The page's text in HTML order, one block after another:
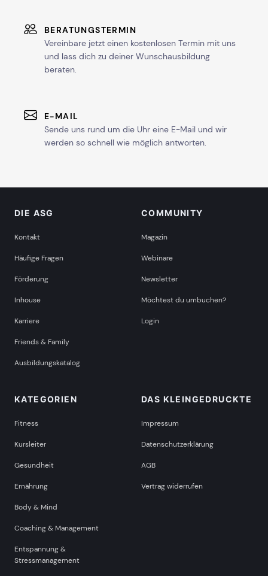
BERATUNGSTERMIN
Vereinbare jetzt einen kostenlosen Termin mit uns
und lass dich zu deiner Wunschausbildung
beraten.
E-MAIL
Sende uns rund um die Uhr eine E-Mail und wir
werden so schnell wie möglich antworten.
DIE ASG
Kontakt
Häufige Fragen
Förderung
Inhouse
Karriere
Friends & Family
Ausbildungskatalog
COMMUNITY
Magazin
Webinare
Newsletter
Möchtest du umbuchen?
Login
KATEGORIEN
Fitness
Kursleiter
Gesundheit
Ernährung
Body & Mind
Coaching & Management
Entspannung &
Stressmanagement
DAS KLEINGEDRUCKTE
Impressum
Datenschutzerklärung
AGB
Vertrag widerrufen